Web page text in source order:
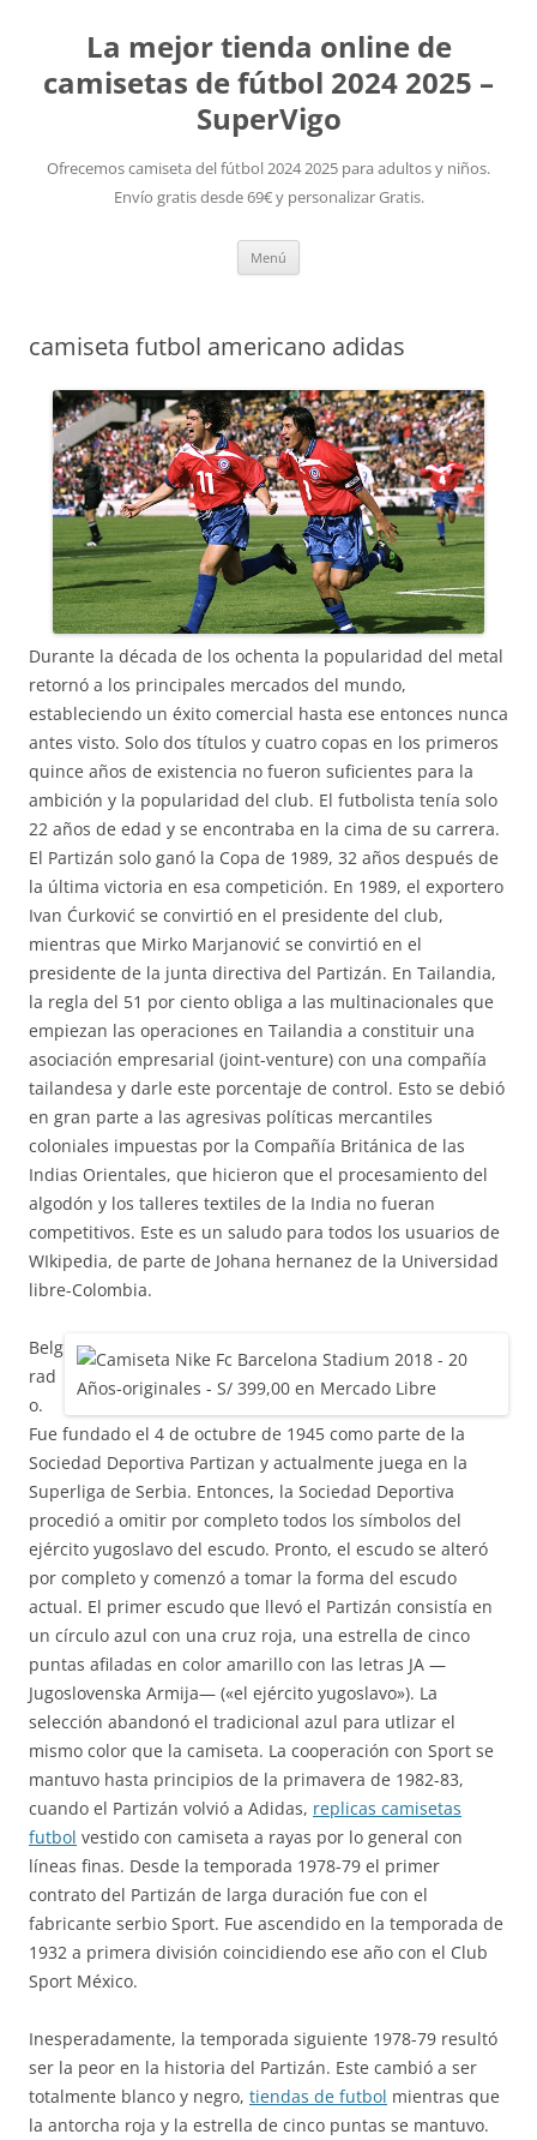
La mejor tienda online de
camisetas de fútbol 2024 2025 –
SuperVigo
Ofrecemos camiseta del fútbol 2024 2025 para adultos y niños.
Envío gratis desde 69€ y personalizar Gratis.
Menú
camiseta futbol americano adidas
Durante la década de los ochenta la popularidad del metal
retornó a los principales mercados del mundo,
estableciendo un éxito comercial hasta ese entonces nunca
antes visto. Solo dos títulos y cuatro copas en los primeros
quince años de existencia no fueron suficientes para la
ambición y la popularidad del club. El futbolista tenía solo
22 años de edad y se encontraba en la cima de su carrera.
El Partizán solo ganó la Copa de 1989, 32 años después de
la última victoria en esa competición. En 1989, el exportero
Ivan Ćurković se convirtió en el presidente del club,
mientras que Mirko Marjanović se convirtió en el
presidente de la junta directiva del Partizán. En Tailandia,
la regla del 51 por ciento obliga a las multinacionales que
empiezan las operaciones en Tailandia a constituir una
asociación empresarial (joint-venture) con una compañía
tailandesa y darle este porcentaje de control. Esto se debió
en gran parte a las agresivas políticas mercantiles
coloniales impuestas por la Compañía Británica de las
Indias Orientales, que hicieron que el procesamiento del
algodón y los talleres textiles de la India no fueran
competitivos. Este es un saludo para todos los usuarios de
WIkipedia, de parte de Johana hernanez de la Universidad
libre-Colombia.
Belg
rad
o.
Fue fundado el 4 de octubre de 1945 como parte de la
Sociedad Deportiva Partizan y actualmente juega en la
Superliga de Serbia. Entonces, la Sociedad Deportiva
procedió a omitir por completo todos los símbolos del
ejército yugoslavo del escudo. Pronto, el escudo se alteró
por completo y comenzó a tomar la forma del escudo
actual. El primer escudo que llevó el Partizán consistía en
un círculo azul con una cruz roja, una estrella de cinco
puntas afiladas en color amarillo con las letras JA —
Jugoslovenska Armija— («el ejército yugoslavo»). La
selección abandonó el tradicional azul para utlizar el
mismo color que la camiseta. La cooperación con Sport se
mantuvo hasta principios de la primavera de 1982-83,
cuando el Partizán volvió a Adidas, replicas camisetas
futbol vestido con camiseta a rayas por lo general con
líneas finas. Desde la temporada 1978-79 el primer
contrato del Partizán de larga duración fue con el
fabricante serbio Sport. Fue ascendido en la temporada de
1932 a primera división coincidiendo ese año con el Club
Sport México.
Inesperadamente, la temporada siguiente 1978-79 resultó
ser la peor en la historia del Partizán. Este cambió a ser
totalmente blanco y negro, tiendas de futbol mientras que
la antorcha roja y la estrella de cinco puntas se mantuvo.